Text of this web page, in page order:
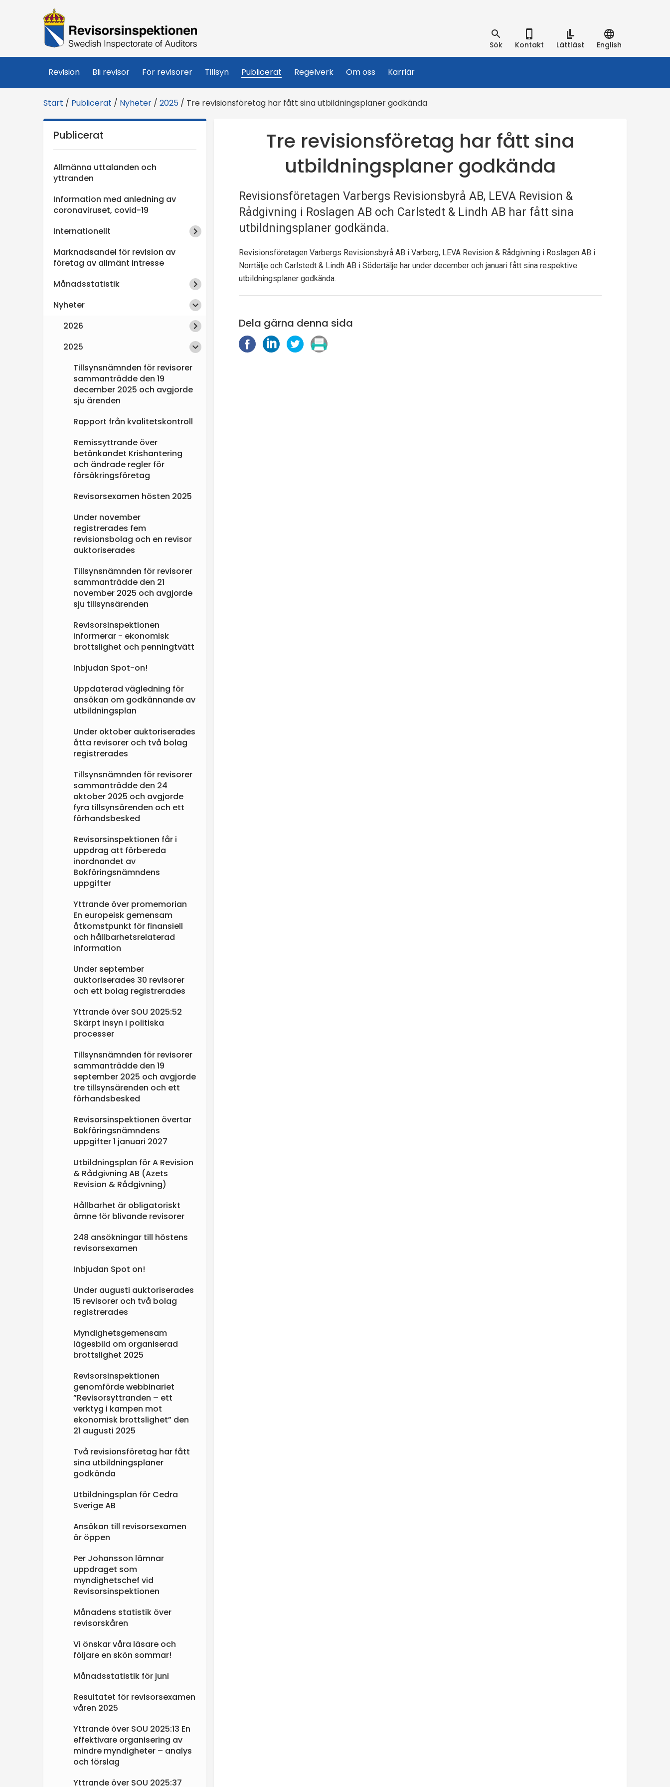
R
e
v
i
s
o
n
p
Sök Kontakt Lättläst English
Revision Bli revisor För revisorer Tillsyn Publicerat Regelverk Om oss Karriär
Start / Publicerat / Nyheter / 2025 / Tre revisionsföretag har fått sina utbildningsplaner godkända
Tre revisionsföretag har fått sina
utbildningsplaner godkända
Revisionsföretagen Varbergs Revisionsbyrå AB, LEVA Revision &
Rådgivning i Roslagen AB och Carlstedt & Lindh AB har fått sina
utbildningsplaner godkända.
Revisionsföretagen Varbergs Revisionsbyrå AB i Varberg, LEVA Revision & Rådgivning i Roslagen AB i
Norrtälje och Carlstedt & Lindh AB i Södertälje har under december och januari fått sina respektive
utbildningsplaner godkända.
Dela gärna denna sida
D
D
D
S
Publicerat
Allmänna uttalanden och
yttranden
Information med anledning av
coronaviruset, covid-19
Internationellt
Marknadsandel för revision av
företag av allmänt intresse
Månadsstatistik
Nyheter
2026
2025
Tillsynsnämnden för revisorer
sammanträdde den 19
december 2025 och avgjorde
sju ärenden
Rapport från kvalitetskontroll
Remissyttrande över
betänkandet Krishantering
och ändrade regler för
försäkringsföretag
Revisorsexamen hösten 2025
Under november
registrerades fem
revisionsbolag och en revisor
auktoriserades
Tillsynsnämnden för revisorer
sammanträdde den 21
november 2025 och avgjorde
sju tillsynsärenden
Revisorsinspektionen
informerar - ekonomisk
brottslighet och penningtvätt
Inbjudan Spot-on!
Uppdaterad vägledning för
ansökan om godkännande av
utbildningsplan
Under oktober auktoriserades
åtta revisorer och två bolag
registrerades
Tillsynsnämnden för revisorer
sammanträdde den 24
oktober 2025 och avgjorde
fyra tillsynsärenden och ett
förhandsbesked
Revisorsinspektionen får i
uppdrag att förbereda
inordnandet av
Bokföringsnämndens
uppgifter
Yttrande över promemorian
En europeisk gemensam
åtkomstpunkt för finansiell
och hållbarhetsrelaterad
information
Under september
auktoriserades 30 revisorer
och ett bolag registrerades
Yttrande över SOU 2025:52
Skärpt insyn i politiska
processer
Tillsynsnämnden för revisorer
sammanträdde den 19
september 2025 och avgjorde
tre tillsynsärenden och ett
förhandsbesked
Revisorsinspektionen övertar
Bokföringsnämndens
uppgifter 1 januari 2027
Utbildningsplan för A Revision
& Rådgivning AB (Azets
Revision & Rådgivning)
Hållbarhet är obligatoriskt
ämne för blivande revisorer
248 ansökningar till höstens
revisorsexamen
Inbjudan Spot on!
Under augusti auktoriserades
15 revisorer och två bolag
registrerades
Myndighetsgemensam
lägesbild om organiserad
brottslighet 2025
Revisorsinspektionen
genomförde webbinariet
”Revisorsyttranden – ett
verktyg i kampen mot
ekonomisk brottslighet” den
21 augusti 2025
Två revisionsföretag har fått
sina utbildningsplaner
godkända
Utbildningsplan för Cedra
Sverige AB
Ansökan till revisorsexamen
är öppen
Per Johansson lämnar
uppdraget som
myndighetschef vid
Revisorsinspektionen
Månadens statistik över
revisorskåren
Vi önskar våra läsare och
följare en skön sommar!
Månadsstatistik för juni
Resultatet för revisorsexamen
våren 2025
Yttrande över SOU 2025:13 En
effektivare organisering av
mindre myndigheter – analys
och förslag
Yttrande över SOU 2025:37